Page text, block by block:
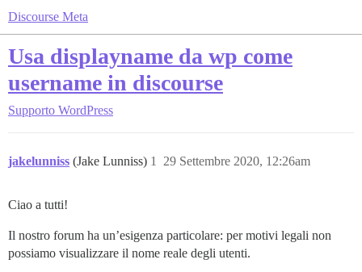
Discourse Meta
Usa displayname da wp come
username in discourse
Supporto WordPress
jakelunniss (Jake Lunniss) 29 Settembre 2020, 12:26am
1
Ciao a tutti!
Il nostro forum ha un’esigenza particolare: per motivi legali non
possiamo visualizzare il nome reale degli utenti.